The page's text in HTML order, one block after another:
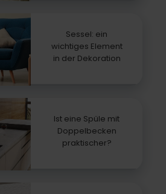
Sessel: ein
wichtiges Element
in der Dekoration
Ist eine Spüle mit
Doppelbecken
praktischer?